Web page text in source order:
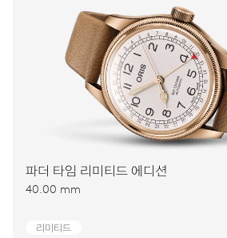
파더 타임 리미티드 에디션
40.00 mm
리미티드